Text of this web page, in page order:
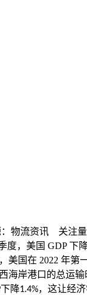
物流资讯 关注量
度，美国 GDP
国在 2022 年
海岸港口的总运
下降1.4%，这让经